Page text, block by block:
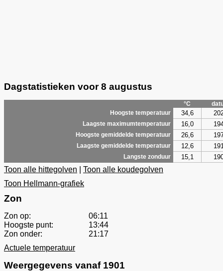
Dagstatistieken voor 8 augustus
°C
Hoogste temperatuur
34,6
Laagste maximumtemperatuur 16,0
Hoogste gemiddelde temperatuur 26,6
Laagste gemiddelde temperatuur 12,6
Langste zonduur 15,1
Toon alle hittegolven
Toon alle koudegolven
Toon Hellmann-grafiek
Zon
Zon op:
06:11
Hoogste punt:
13:44
Zon onder:
21:17
Actuele temperatuur
Weergegevens vanaf 1901